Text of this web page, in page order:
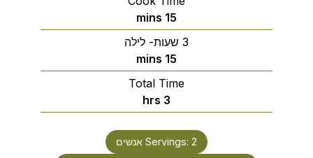
15
mins
3 שעות- לילה
15
mins
Total Time
3
hrs
Servings: 2
אנשים